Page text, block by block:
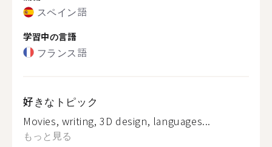
スペイン語
学習中の言語
フランス語
好きなトピック
Movies, writing, 3D design, languages...
もっと見る